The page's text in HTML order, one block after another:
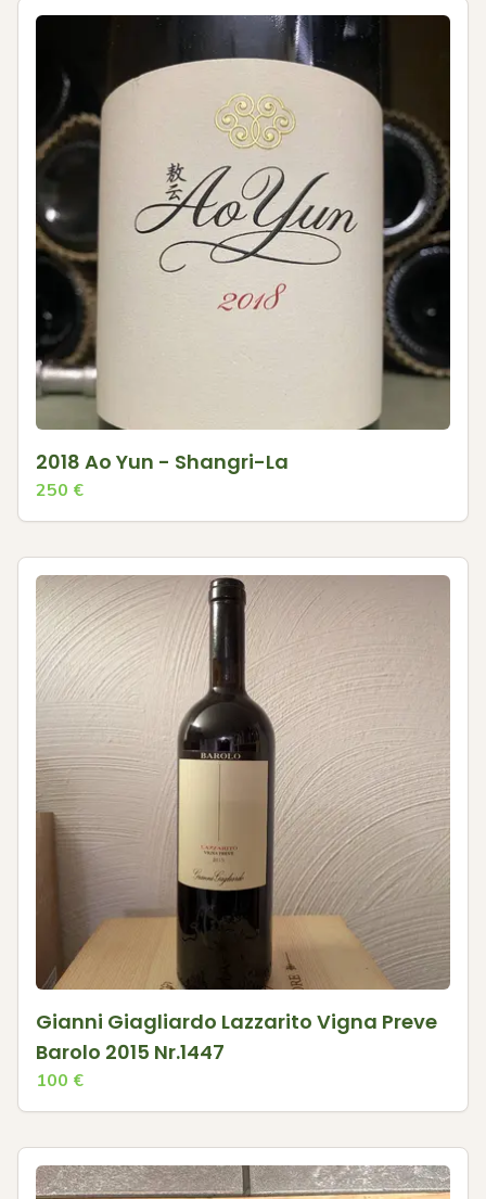
2018 Ao Yun - Shangri-La
250 €
Gianni Giagliardo Lazzarito Vigna Preve
Barolo 2015 Nr.1447
100 €